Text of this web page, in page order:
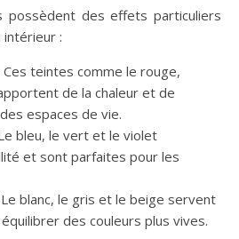
possèdent des effets particuliers
intérieur :
Ces teintes comme le rouge,
de la chaleur et de
espaces de vie.
bleu, le vert et le violet
et sont parfaites pour les
blanc, le gris et le beige servent
des couleurs plus vives.